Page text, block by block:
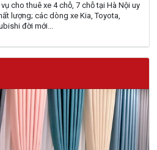
cho thuê xe 4 chỗ, 7 chỗ tại Hà Nội uy
lượng; các dòng xe Kia, Toyota,
đời mới...